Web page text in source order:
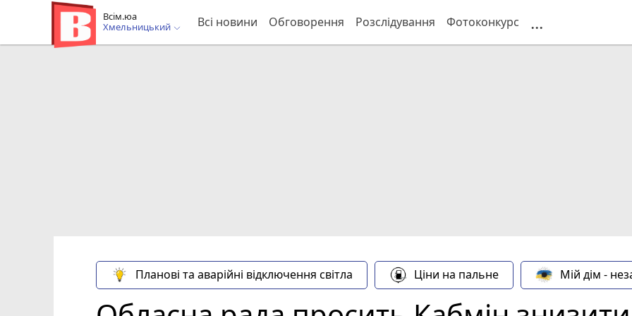
Всім.юа
Хмельницький
Всі новини Обговорення Розслідування Фотоконкурс ...
Планові та аварійні відключення світла Ціни на пальне Мій дім -